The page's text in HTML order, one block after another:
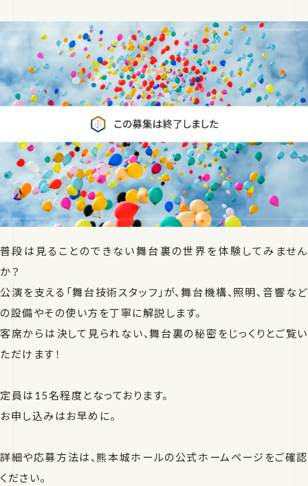
普段は見ることのできない舞台裏の世界を体験してみません
か？
公演を支える「舞台技術スタッフ」が、舞台機構、照明、音響など
の設備やその使い方を丁寧に解説します。
客席からは決して見られない、舞台裏の秘密をじっくりとご覧い
ただけます！
定員は15名程度となっております。
お申し込みはお早めに。
詳細や応募方法は、熊本城ホールの公式ホームページをご確認
ください。